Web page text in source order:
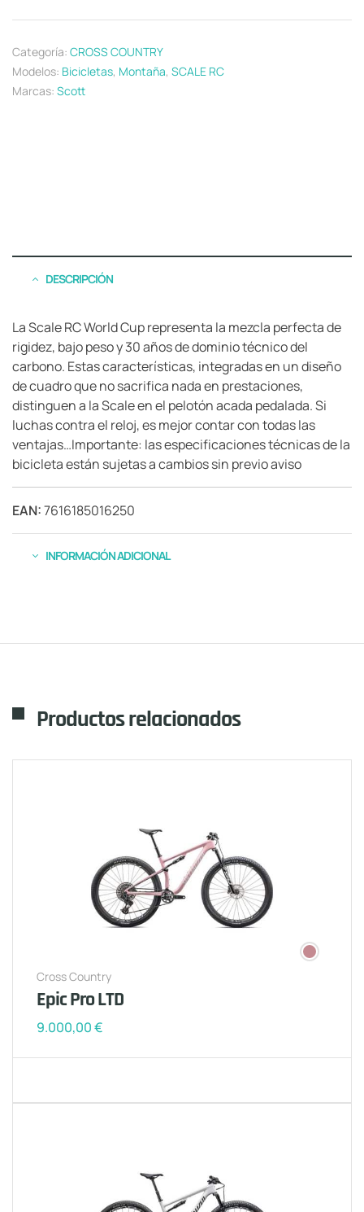
Categoría: CROSS COUNTRY
Modelos: Bicicletas, Montaña, SCALE RC
Marcas: Scott
DESCRIPCIÓN
La Scale RC World Cup representa la mezcla perfecta de
rigidez, bajo peso y 30 años de dominio técnico del
carbono. Estas características, integradas en un diseño
de cuadro que no sacrifica nada en prestaciones,
distinguen a la Scale en el pelotón acada pedalada. Si
luchas contra el reloj, es mejor contar con todas las
ventajas…Importante: las especificaciones técnicas de la
bicicleta están sujetas a cambios sin previo aviso
EAN:7616185016250
INFORMACIÓN ADICIONAL
Productos relacionados
Cross Country
Epic Pro LTD
9.000,00€